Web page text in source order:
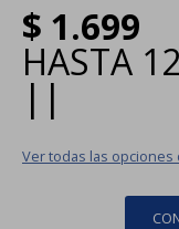
$ 1.699
HASTA
| |
Ver todas las opciones